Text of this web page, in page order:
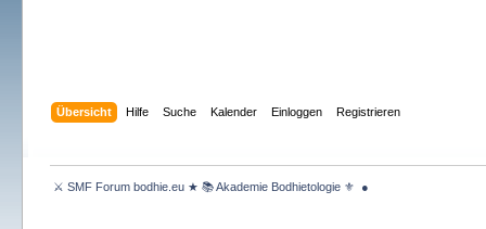
Übersicht Hilfe Suche Kalender Einloggen Registrieren
⚔ SMF Forum bodhie.eu ★ 📚 Akademie Bodhietologie ⚜  ●